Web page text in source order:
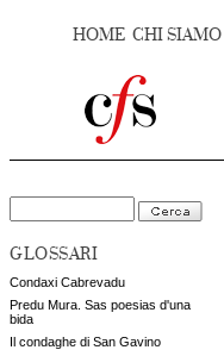
HOME CHI SIAMO
GLOSSARI
Condaxi Cabrevadu
Predu Mura. Sas poesias d'una
bida
Il condaghe di San Gavino